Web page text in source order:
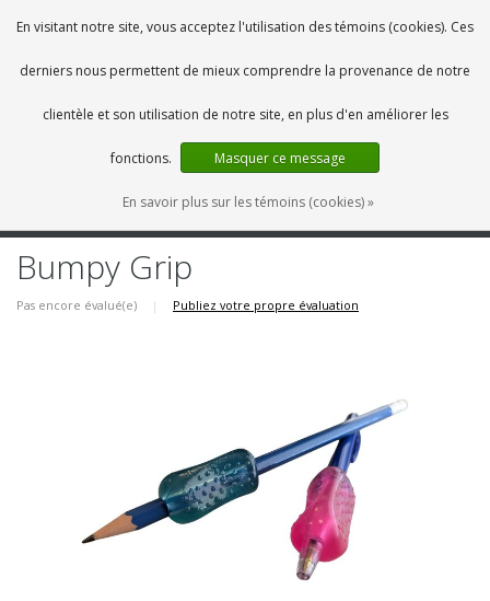
0 Articles
FR
Bumpy Grip
Pas encore évalué(e) | Publiez votre propre évaluation
En visitant notre site, vous acceptez l'utilisation des témoins (cookies). Ces
derniers nous permettent de mieux comprendre la provenance de notre
clientèle et son utilisation de notre site, en plus d'en améliorer les
fonctions. Masquer ce message
En savoir plus sur les témoins (cookies) »